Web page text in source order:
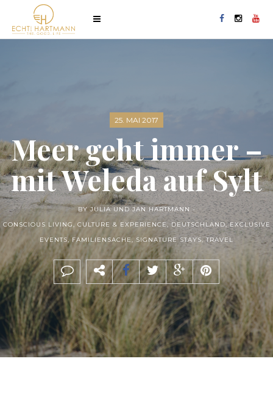
25. MAI 2017
Meer geht immer –
mit Weleda auf Sylt
BY JULIA UND JAN HARTMANN -
CONSCIOUS LIVING, CULTURE & EXPERIENCE,DEUTSCHLAND,EXCLUSIVE
EVENTS, FAMILIENSACHE, SIGNATURE STAYS,TRAVEL